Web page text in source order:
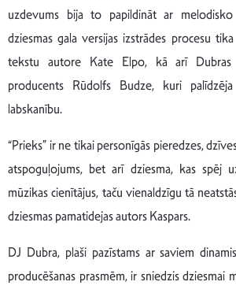
uzdevums bija to papildināt ar melodisko
dziesmas gala versijas izstrādes procesu
tekstu autore Kate Elpo, kā arī Dubras
producents Rūdolfs Budze, kuri
labskanību.
“Prieks” ir ne tikai personīgās pieredzes,
atspoguļojums, bet arī dziesma, kas spēj
mūzikas cienītājus, taču vienaldzīgu tā
dziesmas pamatidejas autors Kaspars.
DJ Dubra, plaši pazīstams ar saviem
producēšanas prasmēm, ir sniedzis dziesmai